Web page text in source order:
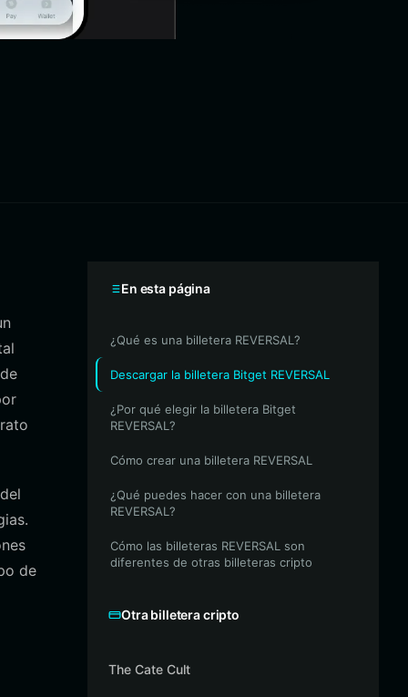
de
En esta página
¿Qué es una billetera REVERSAL?
Descargar la billetera Bitget REVERSAL
¿Por qué elegir la billetera Bitget
REVERSAL?
Cómo crear una billetera REVERSAL
¿Qué puedes hacer con una billetera
REVERSAL?
Cómo las billeteras REVERSAL son
diferentes de otras billeteras cripto
Otra billetera cripto
The Cate Cult